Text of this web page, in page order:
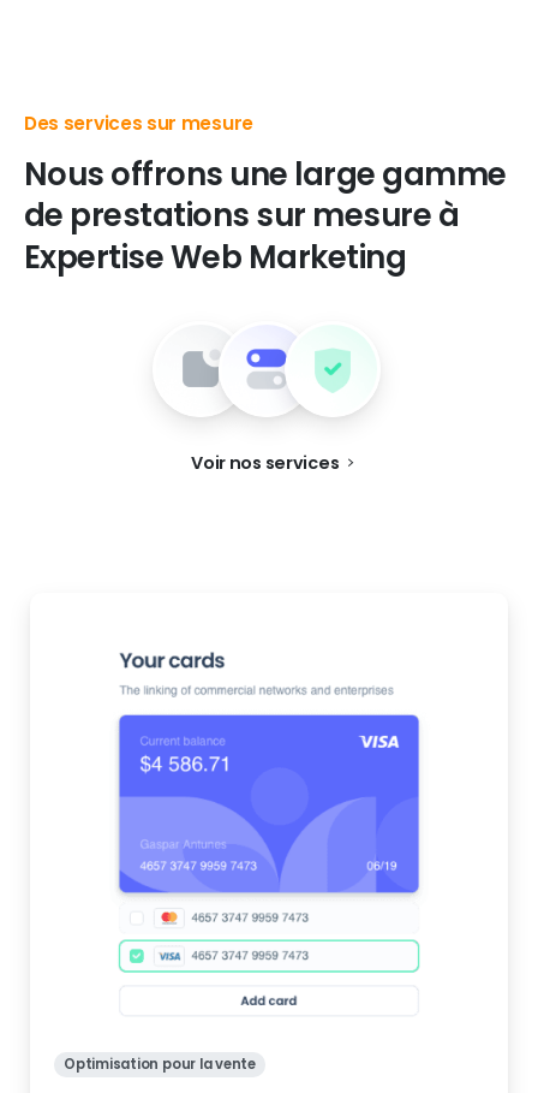
Des produits digitaux de premier choix
Nousoffrons une largegamme
de prestationssur mesureà
ExpertiseWeb Marketing
Voir nos services
Optimisation pour la vente